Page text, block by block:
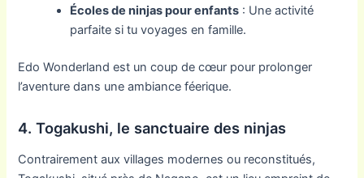
Écoles de ninjas pour enfants : Une activité
parfaite si tu voyages en famille.
Edo Wonderland est un coup de cœur pour prolonger
l’aventure dans une ambiance féerique.
4. Togakushi, le sanctuaire des ninjas
Contrairement aux villages modernes ou reconstitués,